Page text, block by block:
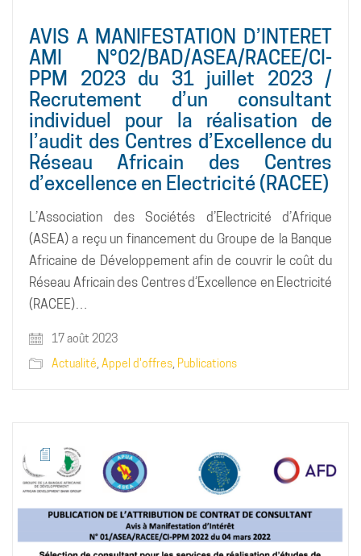
AVIS A MANIFESTATION D’INTERET
AMI N°02/BAD/ASEA/RACEE/CI-
PPM 2023 du 31 juillet 2023 /
Recrutement d’un consultant
individuel pour la réalisation de
l’audit des Centres d’Excellence du
Réseau Africain des Centres
d’excellence en Electricité (RACEE)
L’Association des Sociétés d’Electricité d’Afrique
(ASEA) a reçu un financement du Groupe de la Banque
Africaine de Développement afin de couvrir le coût du
Réseau Africain des Centres d’Excellence en Electricité
(RACEE)…
17 août 2023
Actualité Appel d'offres Publications